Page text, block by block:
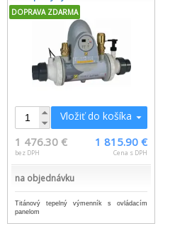
DOPRAVA ZDARMA
Vložiť do košíka
1 476.30 €
bez DPH
1 815.90 €
Cena s DPH
na objednávku
Titánový tepelný výmenník s ovládacím
panelom